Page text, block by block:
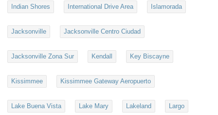
Indian Shores International Drive Area Islamorada
Jacksonville Jacksonville Centro Ciudad
Jacksonville Zona Sur Kendall Key Biscayne
Kissimmee Kissimmee Gateway Aeropuerto
Lake Buena Vista Lake Mary Lakeland Largo